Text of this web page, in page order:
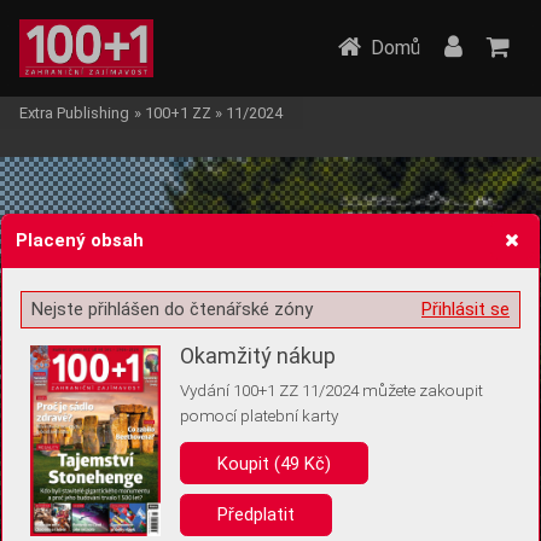
Žádost o souhlas s ukládáním volitelných informací
Pro základní fungování webu nepotřebujeme ukládat žádné informace
(tzv. cookies apod.). Rádi bychom vás ale požádali o souhlas s
uložením volitelných informací:
Anonymní unikátní ID
Domů
Extra Publishing » 100+1 ZZ » 11/2024
Placený obsah
Přihlásit se
Nejste přihlášen do čtenářské zóny
Okamžitý nákup
Vydání 100+1 ZZ 11/2024 můžete zakoupit
pomocí platební karty
Koupit (49 Kč)
Předplatit